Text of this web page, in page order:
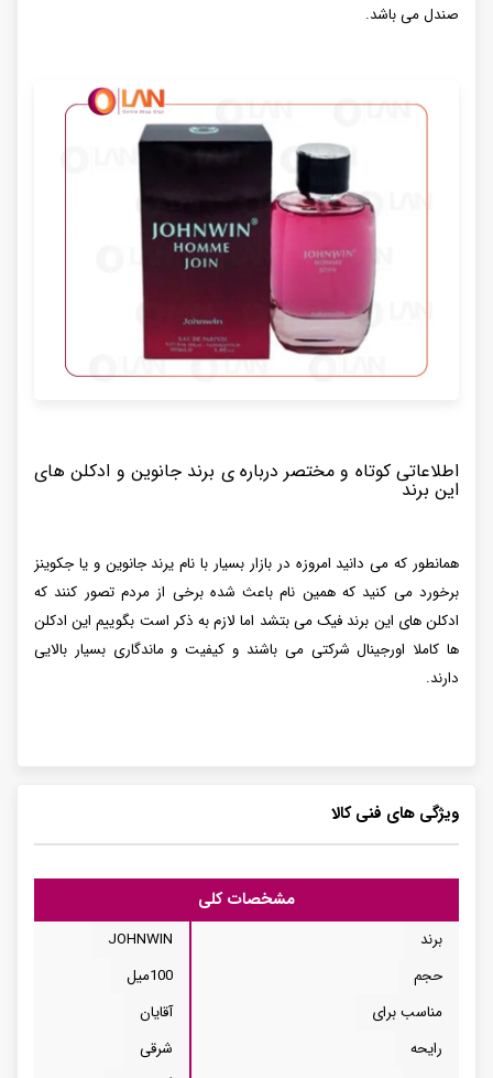
صندل می باشد.
اطلاعاتی کوتاه و مختصر درباره ی برند جانوین و ادکلن های
این برند
همانطور که می دانید امروزه در بازار بسیار با نام یرند جانوین و یا جکوینز
برخورد می کنید که همین نام باعث شده برخی از مردم تصور کنند که
ادکلن های این برند فیک می بتشد اما لازم به ذکر است بگوییم این ادکلن
ها کاملا اورجینال شرکتی می باشند و کیفیت و ماندگاری بسیار بالایی
دارند.
ویژگی های فنی کالا
مشخصات کلی
برند
JOHNWIN
حجم
100میل
مناسب برای
آقایان
رایحه
شرقی